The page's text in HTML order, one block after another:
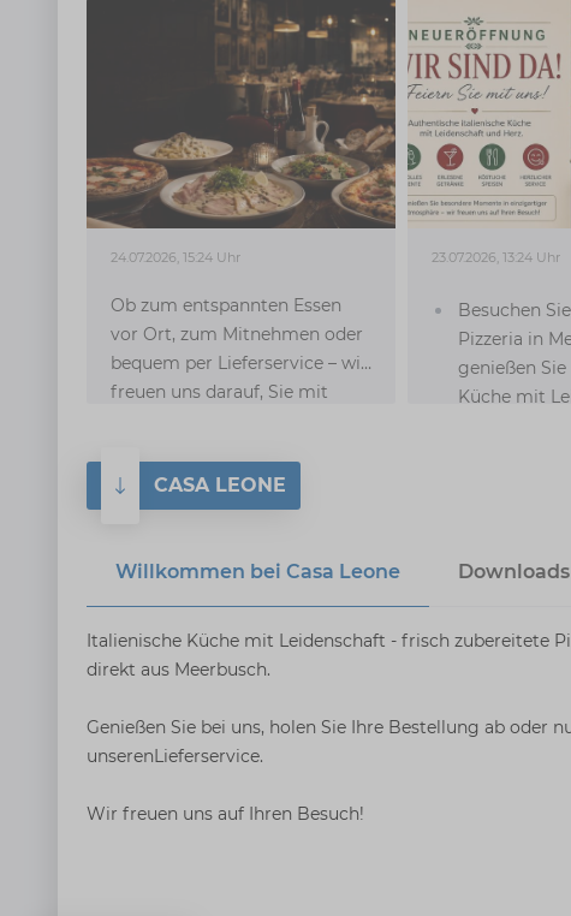
24.07.2026, 15:24 Uhr
Ob zum entspannten Essen
vor Ort, zum Mitnehmen oder
bequem per Lieferservice – wir
freuen uns darauf, Sie mit
23.07.2026, 13:24 Uhr
Besuchen
Pizzeria in
genießen
Küche mit
CASA LEONE
Willkommen bei Casa Leone Downloads
Italienische Küche mit Leidenschaft - frisch zubereitete
direkt aus Meerbusch.
Genießen Sie bei uns, holen Sie Ihre Bestellung ab oder
unserenLieferservice.
Wir freuen uns auf Ihren Besuch!